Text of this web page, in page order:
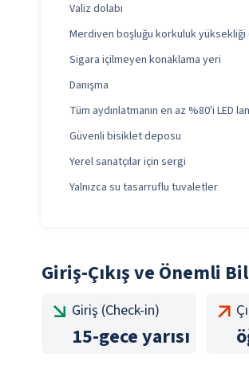
Valiz dolabı
Merdiven boşluğu korkuluk
Sigara içilmeyen konaklama yeri
Danışma
Tüm aydınlatmanın en az %80'i LED
Güvenli bisiklet deposu
Yerel sanatçılar için sergi
Yalnızca su tasarruflu tuvaletler
Giriş-Çıkış ve Önemli
Giriş (Check-in)
15-gece yarısı